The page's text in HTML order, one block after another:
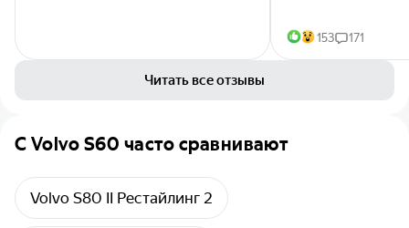
153 171
Читать все отзывы
C Volvo S60 часто сравнивают
Volvo S80 II Рестайлинг 2